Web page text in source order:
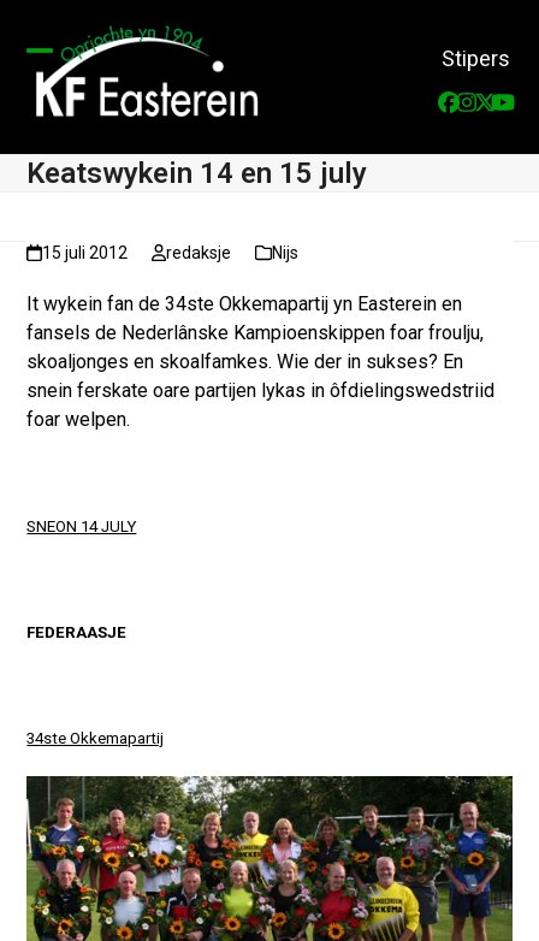
content
Stipers
Facebook
Open
mobile
menu
Close
mobile
menu
Keatswykein 14 en 15 july
15 juli 2012 redaksje Nijs
It wykein fan de 34ste Okkemapartij yn Easterein en
fansels de Nederlânske Kampioenskippen foar froulju,
skoaljonges en skoalfamkes. Wie der in sukses? En
snein ferskate oare partijen lykas in ôfdielingswedstriid
foar welpen.
SNEON 14 JULY
FEDERAASJE
34ste Okkemapartij